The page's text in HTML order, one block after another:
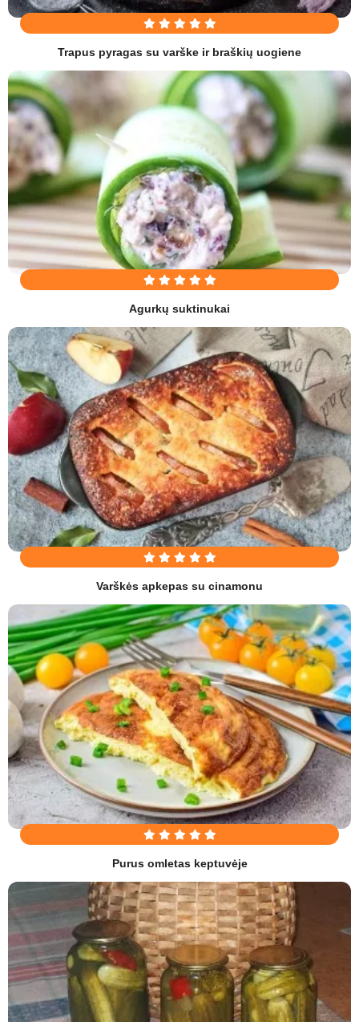
Trapus pyragas su varške ir braškių uogiene
Agurkų suktinukai
Varškės apkepas su cinamonu
Purus omletas keptuvėje